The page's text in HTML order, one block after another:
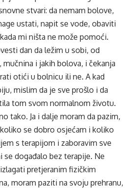
stvari: da nemam bolove,
ustati, napit se vode, obaviti
mi ništa ne može pomoći.
dan da ležim u sobi, od
, mučnina i jakih bolova, i čekanja
otići u bolnicu ili ne. A kad
mislim da je sve prošlo i da
tom svom normalnom životu.
tako. Ja i dalje moram da pazim,
se dobro osjećam i koliko
s terapijom i zaboravim sve
se događalo bez terapije. Ne
pretjeranim fizičkim
moram paziti na svoju prehranu,